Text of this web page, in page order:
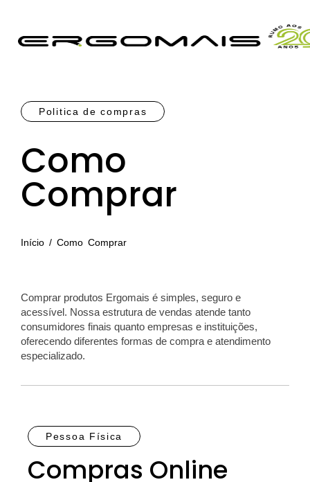
Politica de compras
Como
Comprar
Início / Como Comprar
Comprar produtos Ergomais é simples, seguro e
acessível. Nossa estrutura de vendas atende tanto
consumidores finais quanto empresas e instituições,
oferecendo diferentes formas de compra e atendimento
especializado.
Compras Online
Pessoa Física